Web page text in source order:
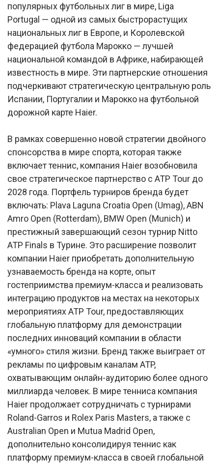
популярных футбольных лиг в мире, Liga
Portugal — одной из самых быстрорастущих
национальных лиг в Европе, и Королевской
федерацией футбола Марокко — лучшей
национальной командой в Африке, набирающей
известность в мире. Эти партнерские отношения
подчеркивают стратегическую центральную роль
Испании, Португалии и Марокко на футбольной
дорожной карте Haier.
В рамках совершенно новой стратегии двойного
спонсорства в мире спорта, которая также
включает теннис, компания Haier возобновила
свое стратегическое партнерство с ATP Tour до
2028 года. Портфель турниров бренда будет
включать: Plava Laguna Croatia Open (Umag), ABN
Amro Open (Rotterdam), BMW Open (Munich) и
престижный завершающий сезон турнир Nitto
ATP Finals в Турине. Это расширение позволит
компании Haier приобретать дополнительную
узнаваемость бренда на корте, опыт
гостеприимства премиум-класса и реализовать
интеграцию продуктов на местах на некоторых
мероприятиях ATP Tour, предоставляющих
глобальную платформу для демонстрации
последних инноваций компании в области
«умного» стиля жизни. Бренд также выиграет от
рекламы по цифровым каналам ATP,
охватывающим онлайн-аудиторию более одного
миллиарда человек. В мире тенниса компания
Haier продолжает сотрудничать с турнирами
Roland-Garros и Rolex Paris Masters, а также с
Australian Open и Mutua Madrid Open,
дополнительно консолидируя теннис как
платформу премиум-класса в своей глобальной